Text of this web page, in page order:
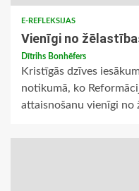
E-REFLEKSIJAS
Vienīgi no
Dītrihs Bonhēfers
Kristīgās dzīves
notikumā, ko
attaisnošanu vienīgi no